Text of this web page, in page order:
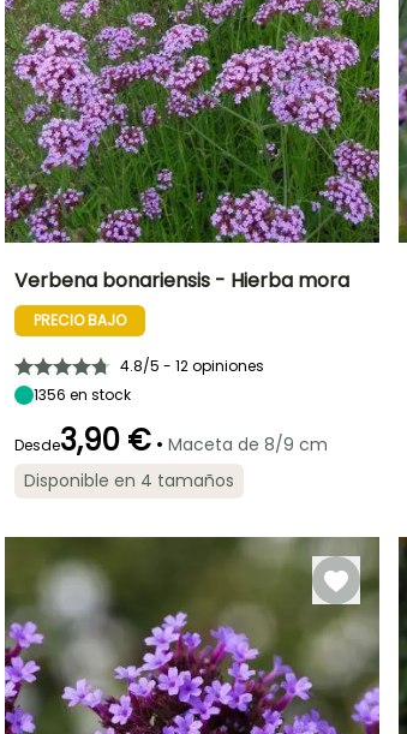
Altura en la
madurez
1.20 m 30 cm
Periodo de floración
Periodo de
plantación
razonable
Septiembre a
Verbena bonariensis - Hierba mora
PRECIO BAJO
4.8/5 - 12 opiniones
1356 en stock
Desde3,90 € • Maceta de 8/9 cm
Disponible en 4 tamaños